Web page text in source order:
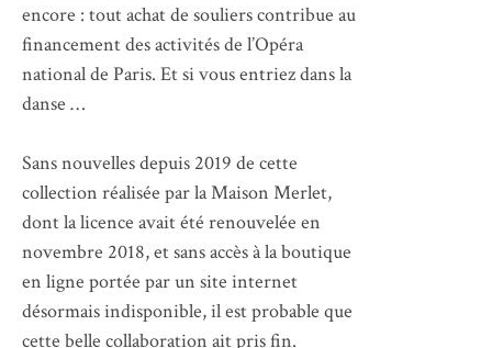
encore : tout achat de souliers contribue au
financement des activités de l’Opéra
national de Paris. Et si vous entriez dans la
danse …
Sans nouvelles depuis 2019 de cette
collection réalisée par la Maison Merlet,
dont la licence avait été renouvelée en
novembre 2018, et sans accès à la boutique
en ligne portée par un site internet
désormais indisponible, il est probable que
cette belle collaboration ait pris fin.